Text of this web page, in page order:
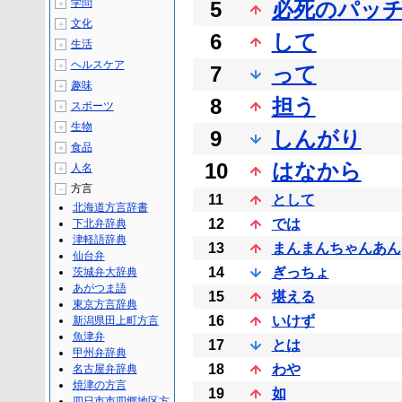
5
必死のパッ
6
して
7
って
8
担う
9
しんがり
10
はなから
11
として
12
では
13
まんまんちゃんあん
14
ぎっちょ
15
堪える
16
いけず
17
とは
18
わや
19
如
＋ 学問
＋ 文化
＋ 生活
＋ ヘルスケア
＋ 趣味
＋ スポーツ
＋ 生物
＋ 食品
＋ 人名
－
方言
北海道方言辞書
下北弁辞典
津軽語辞典
仙台弁
茨城弁大辞典
あがつま語
東京方言辞典
新潟県田上町方言
魚津弁
甲州弁辞典
名古屋弁辞典
焼津の方言